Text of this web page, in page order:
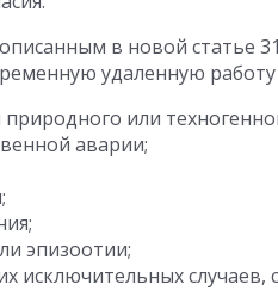
в новой статье
удаленную работу
или
аварии;
эпизоотии;
исключительных